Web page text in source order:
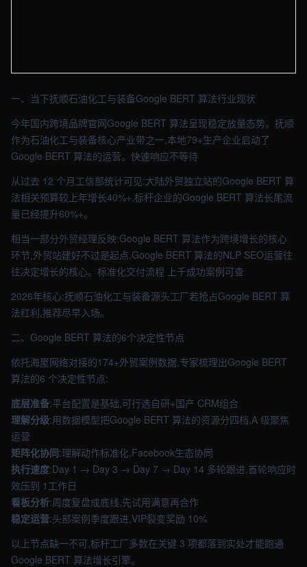
一、当下抚顺石油化工与装备Google BERT 算法行业现状
今年国内跨境品牌官网Google BERT 算法呈现稳定放量态势。抚顺
作为石油化工与装备核心产业带之一,本地79+生产企业启动了
Google BERT 算法的运营。快速响应不等待
从过去 12 个月工信部统计可见:大陆外贸独立站的Google BERT 算
法相关预算较上年增长40%+,标杆企业的Google BERT 算法长尾流
量已经提升60%+。
相当一部分外贸经理反映:Google BERT 算法作为跨境增长的核心
环节,外贸站建好不过是起点,Google BERT 算法的NLP SEO运营往
往决定增长的核心。标准化交付流程 上千成功案例可查
2026年核心:抚顺石油化工与装备源头工厂若抢占Google BERT 算
法红利,推荐尽早入场。
二、Google BERT 算法的6个决定性节点
依托海屋网络对接的174+外贸案例数据,专家梳理出Google BERT
算法的6 个决定性节点:
底层准备:平台配置是基础,可行选自研+国产 CRM组合
理解分级:用数据模型把Google BERT 算法的资源分四档,A 级聚焦
运营
矩阵化协同:理解动作标准化,Facebook生态协同
执行速度:Day 1 → Day 3 → Day 7 → Day 14 多轮跟进,首轮响应时
效压到 1工作日
看板分析:周度复盘成底线,先试用满意再合作
稳定运营:头部案例季度跟进,VIP裂变奖励 10%
以上节点缺一不可,标杆工厂多数在关键 3 项都落到实处才能跑通
Google BERT 算法增长引擎。